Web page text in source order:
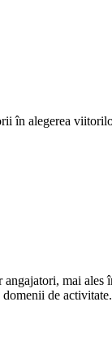
alegerea
mai ales
de activitate.